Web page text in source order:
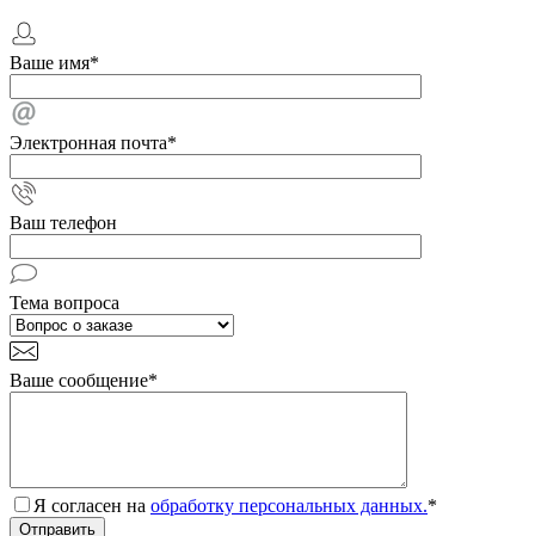
Ваше имя*
Электронная почта*
Ваш телефон
Тема вопроса
Ваше сообщение*
Я согласен на обработку персональных данных.*